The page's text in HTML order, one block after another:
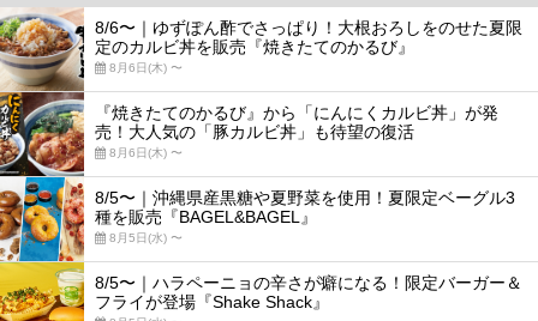
8/6〜｜ゆずぽん酢でさっぱり！大根おろしをのせた夏限
定のカルビ丼を販売『焼きたてのかるび』
8月6日(木) 〜
『焼きたてのかるび』から「にんにくカルビ丼」が発
売！大人気の「豚カルビ丼」も待望の復活
8月6日(木) 〜
8/5〜｜沖縄県産黒糖や夏野菜を使用！夏限定ベーグル3
種を販売『BAGEL&BAGEL』
8月5日(水) 〜
8/5〜｜ハラペーニョの辛さが癖になる！限定バーガー＆
フライが登場『Shake Shack』